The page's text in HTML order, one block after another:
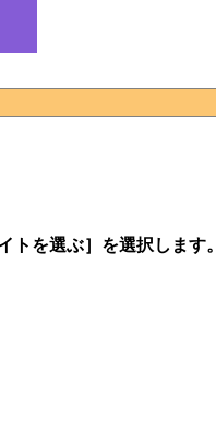
を選ぶ］を選択します。